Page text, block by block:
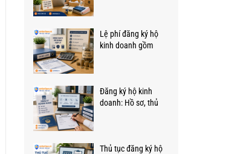
Lệ phí đăng ký hộ
kinh doanh gồm
Đăng ký hộ kinh
doanh: Hồ sơ, thủ
Thủ tục đăng ký hộ